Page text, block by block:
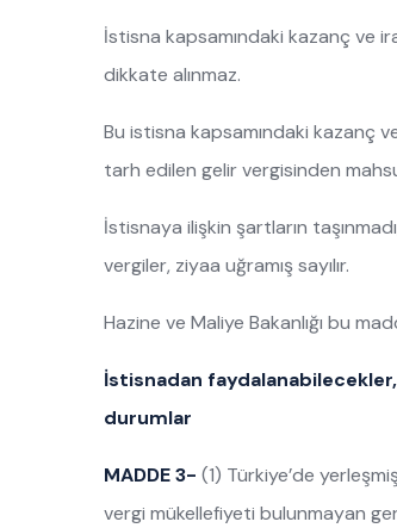
İstisna kapsamındaki kazanç ve
dikkate alınmaz.
Bu istisna kapsamındaki kazanç
tarh edilen gelir vergisinden
İstisnaya ilişkin şartların
vergiler, ziyaa uğramış sayılır.
Hazine ve Maliye Bakanlığı bu
İstisnadan
durumlar
MADDE 3- (1) Türkiye’de
vergi mükellefiyeti bulunmayan